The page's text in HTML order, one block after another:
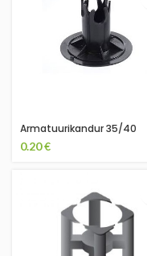
Armatuurikandur 35/40
0.20€